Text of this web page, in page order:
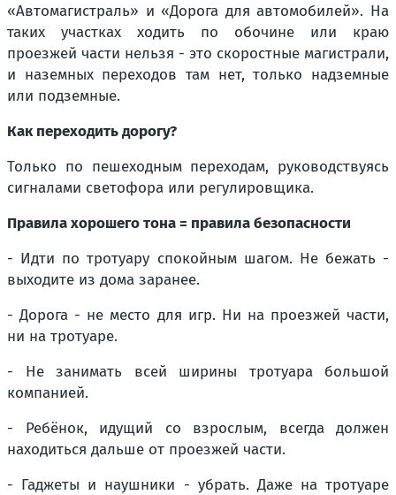
«Автомагистраль» и «Дорога для автомобилей». На
таких участках ходить по обочине или краю
проезжей части нельзя - это скоростные магистрали,
и наземных переходов там нет, только надземные
или подземные.
Как переходить дорогу?
Только по пешеходным переходам, руководствуясь
сигналами светофора или регулировщика.
Правила хорошего тона = правила безопасности
- Идти по тротуару спокойным шагом. Не бежать -
выходите из дома заранее.
- Дорога - не место для игр. Ни на проезжей части,
ни на тротуаре.
- Не занимать всей ширины тротуара большой
компанией.
- Ребёнок, идущий со взрослым, всегда должен
находиться дальше от проезжей части.
- Гаджеты и наушники - убрать. Даже на тротуаре